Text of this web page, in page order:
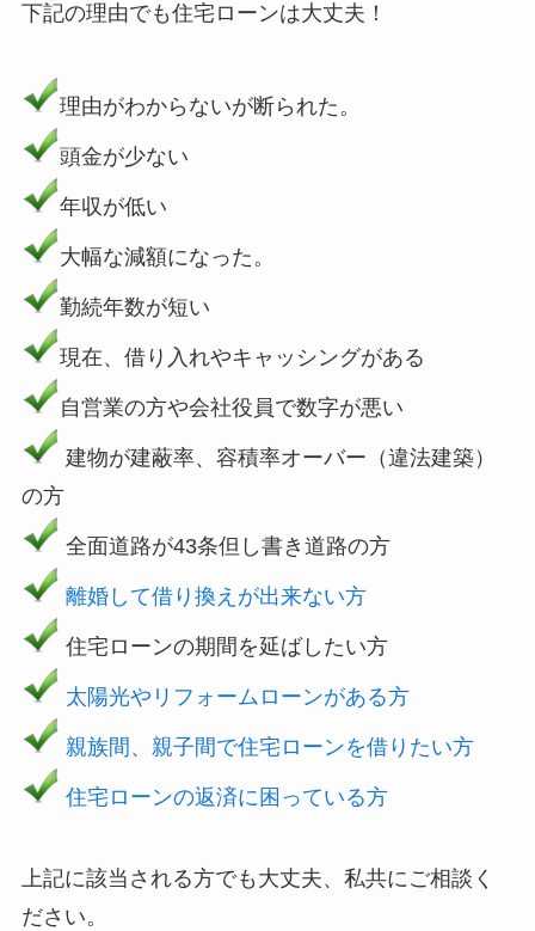
下記の理由でも住宅ローンは大丈夫！
理由がわからないが断られた。
頭金が少ない
年収が低い
大幅な減額になった。
勤続年数が短い
現在、借り入れやキャッシングがある
自営業の方や会社役員で数字が悪い
建物が建蔽率、容積率オーバー（違法建築）
の方
全面道路が43条但し書き道路の方
離婚して借り換えが出来ない方
住宅ローンの期間を延ばしたい方
太陽光やリフォームローンがある方
親族間、親子間で住宅ローンを借りたい方
住宅ローンの返済に困っている方
上記に該当される方でも大丈夫、私共にご相談く
ださい。